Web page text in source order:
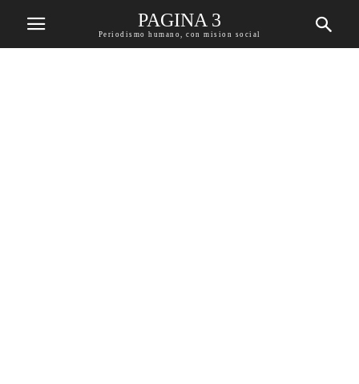
PAGINA 3
Periodismo humano, con mision social